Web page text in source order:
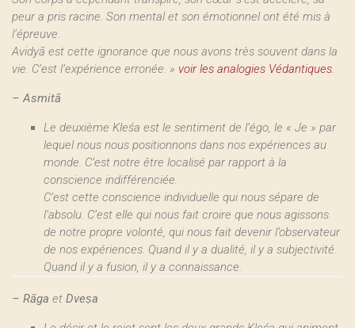
peur a pris racine. Son mental et son émotionnel ont été mis à
l’épreuve.
Avidyā est cette ignorance que nous avons très souvent dans la
vie. C’est l’expérience erronée. » voir les analogies Védantiques.
– Asmitā
Le deuxième Kleśa est le sentiment de l’égo, le « Je » par
lequel nous nous positionnons dans nos expériences au
monde. C’est notre être localisé par rapport à la
conscience indifférenciée.
C’est cette conscience individuelle qui nous sépare de
l’absolu. C’est elle qui nous fait croire que nous agissons
de notre propre volonté, qui nous fait devenir l’observateur
de nos expériences. Quand il y a dualité, il y a subjectivité.
Quand il y a fusion, il y a connaissance.
– Rāga et ‎Dveṣa